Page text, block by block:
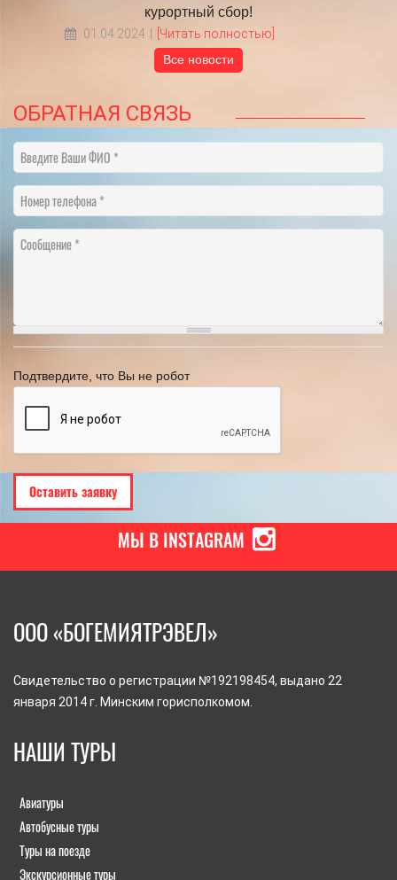
курортный сбор!
01.04.2024 [Читать полностью]
Все новости
ОБРАТНАЯ СВЯЗЬ
Введите Ваши ФИО
Номер телефона
Сообщение
Подтвердите, что Вы не робот
МЫ В INSTAGRAM
ООО «БОГЕМИЯТРЭВЕЛ»
Свидетельство о регистрации №192198454, выдано 22
января 2014 г. Минским горисполкомом.
НАШИ ТУРЫ
Авиатуры
Автобусные туры
Туры на поезде
Экскурсионные туры